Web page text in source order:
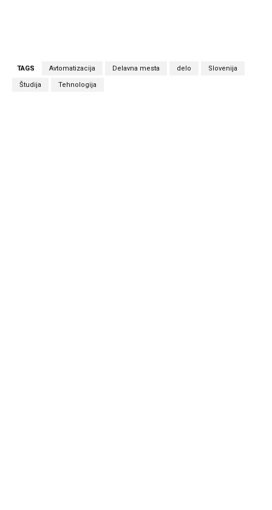
TAGS Avtomatizacija Delavna mesta delo Slovenija
Študija Tehnologija